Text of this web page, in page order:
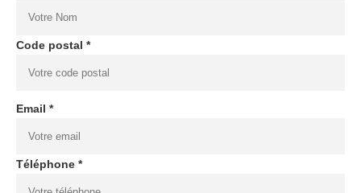
Code postal *
Email *
Téléphone *